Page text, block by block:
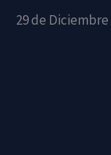
29 de Diciembre